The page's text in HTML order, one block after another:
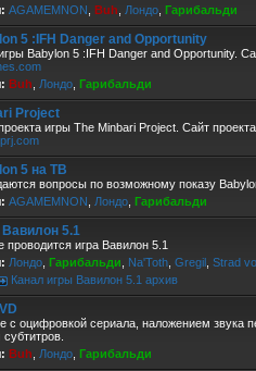
AGAMEMNON Buh Лондо Гарибальди
5 :IFH Danger and Opportunity
Babylon 5 :IFH Danger and Opportunity.
Buh Лондо Гарибальди
Project
игры The Minbari Project. Сайт проекта
5 на ТВ
вопросы по возможному показу
AGAMEMNON Лондо Гарибальди
5.1
проводится игра Вавилон 5.1
Лондо Гарибальди Na'Toth Gregil Strad
Канал игры Вавилон 5.1 архив
с оцифровкой сериала, наложением звука
Buh Лондо Гарибальди